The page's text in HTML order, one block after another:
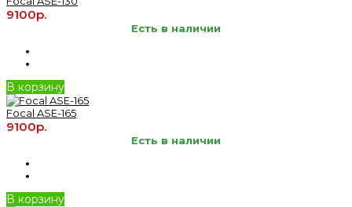
9100р.
Есть в наличии
В корзину
Focal ASE-165
9100р.
Есть в наличии
В корзину